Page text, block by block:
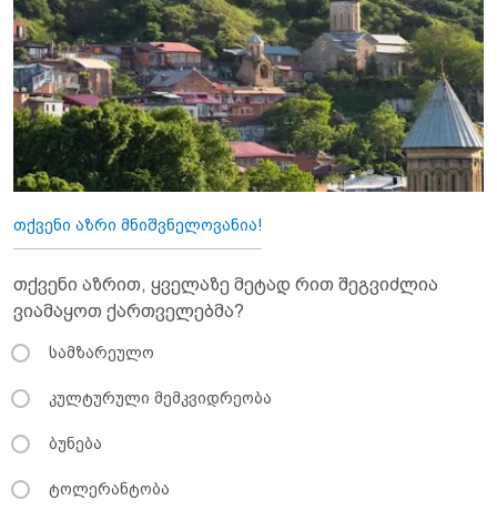
თქვენი აზრი მნიშვნელოვანია!
თქვენი აზრით, ყველაზე მეტად რით შეგვიძლია
ვიამაყოთ ქართველებმა?
სამზარეულო
კულტურული მემკვიდრეობა
ბუნება
ტოლერანტობა